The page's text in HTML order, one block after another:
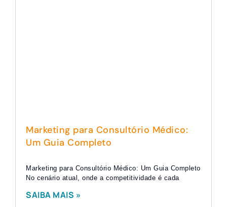
Marketing para Consultório Médico:
Um Guia Completo
Marketing para Consultório Médico: Um Guia Completo
No cenário atual, onde a competitividade é cada
SAIBA MAIS »